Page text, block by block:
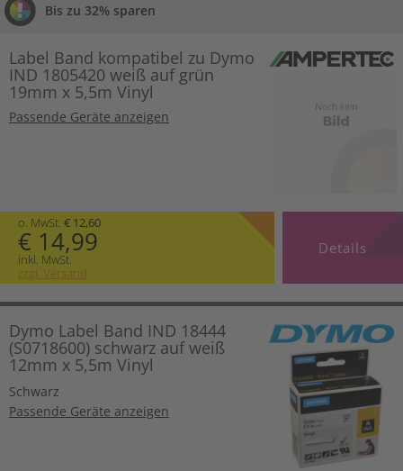
Bis zu 32% sparen
Label Band kompatibel zu Dymo
IND 1805420 weiß auf grün
19mm x 5,5m Vinyl
Passende Geräte anzeigen
o. MwSt. € 12,60
€ 14,99
inkl. MwSt.
zzgl. Versand
Details
Dymo Label Band IND 18444
(S0718600) schwarz auf weiß
12mm x 5,5m Vinyl
Schwarz
Passende Geräte anzeigen